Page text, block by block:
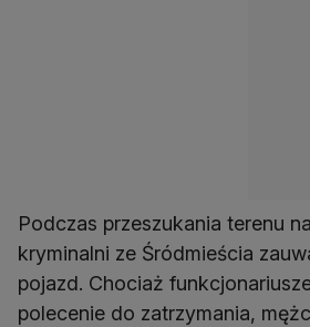
Podczas przeszukania terenu
kryminalni ze Śródmieścia
pojazd. Chociaż
polecenie do zatrzymania,